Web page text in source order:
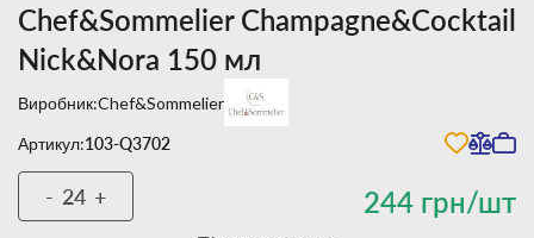
Chef&Sommelier Champagne&Cocktail
Nick&Nora 150 мл
Виробник:Chef&Sommelier
Артикул:103-Q3702
244 грн/шт
- +